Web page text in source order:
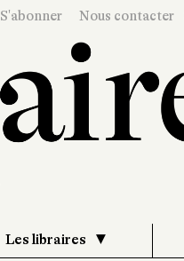
S'abonner Nous contacter
Les libraires